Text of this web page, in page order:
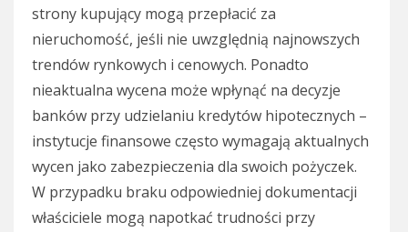
strony kupujący mogą przepłacić za
nieruchomość, jeśli nie uwzględnią najnowszych
trendów rynkowych i cenowych. Ponadto
nieaktualna wycena może wpłynąć na decyzje
banków przy udzielaniu kredytów hipotecznych –
instytucje finansowe często wymagają aktualnych
wycen jako zabezpieczenia dla swoich pożyczek.
W przypadku braku odpowiedniej dokumentacji
właściciele mogą napotkać trudności przy